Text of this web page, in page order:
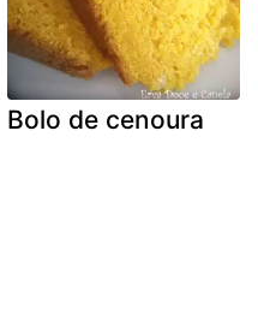
Bolo de cenoura